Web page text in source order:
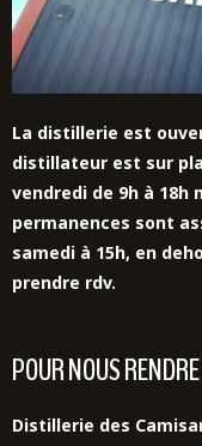
La distillerie est
distillateur est sur
vendredi de 9h à 18h
permanences sont
samedi à 15h, en
prendre rdv.
POUR NOUS
Distillerie des